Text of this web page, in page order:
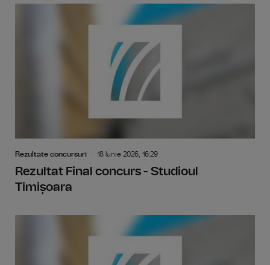
Rezultate concursuri 18 Iunie 2026, 16:29
Rezultat Final concurs - Studioul
Timișoara